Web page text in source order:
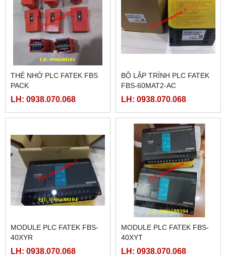
THẺ NHỚ PLC FATEK FBS
PACK
LH: 0938.070.068
BỘ LẬP TRÌNH PLC FATEK
FBS-60MAT2-AC
LH: 0938.070.068
MODULE PLC FATEK FBS-
40XYR
LH: 0938.070.068
MODULE PLC FATEK FBS-
40XYT
LH: 0938.070.068